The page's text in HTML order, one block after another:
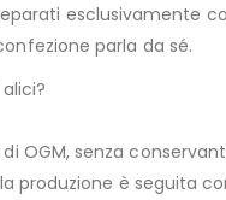
esclusivamente
parla da sé.
OGM, senza
produzione è seguita